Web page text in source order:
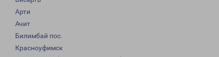
Арти
Ачит
Билимбай пос.
Красноуфимск